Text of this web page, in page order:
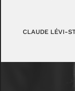
CLAUDE LÉVI-